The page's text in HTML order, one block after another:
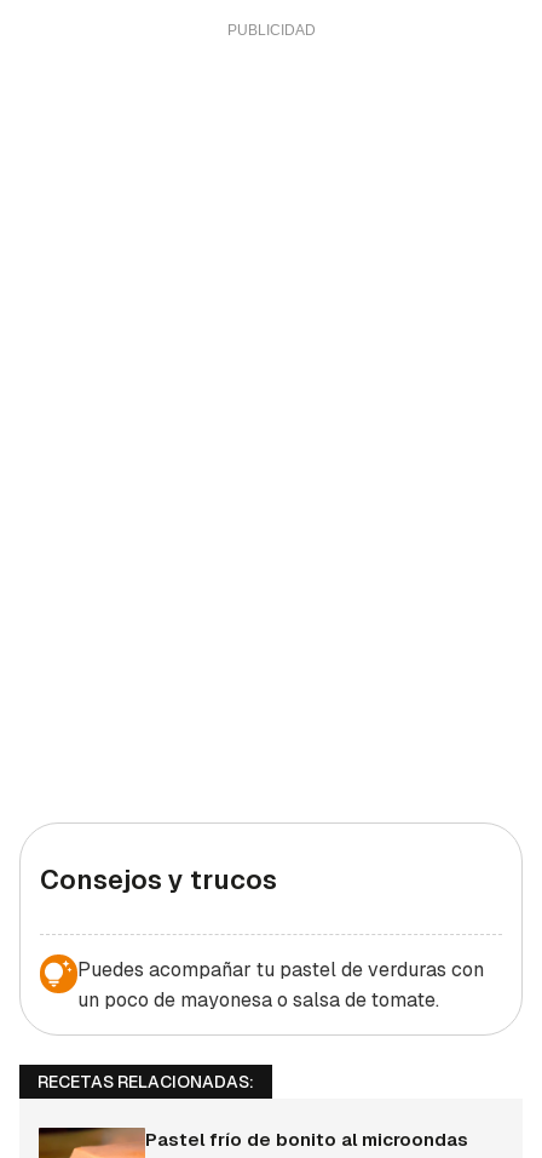
Consejos y trucos
Puedes acompañar tu pastel de verduras con
un poco de mayonesa o salsa de tomate.
RECETAS RELACIONADAS:
Pastel frío de bonito al microondas